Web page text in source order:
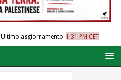
Ultimo aggiornamento: 1:31 PM CET